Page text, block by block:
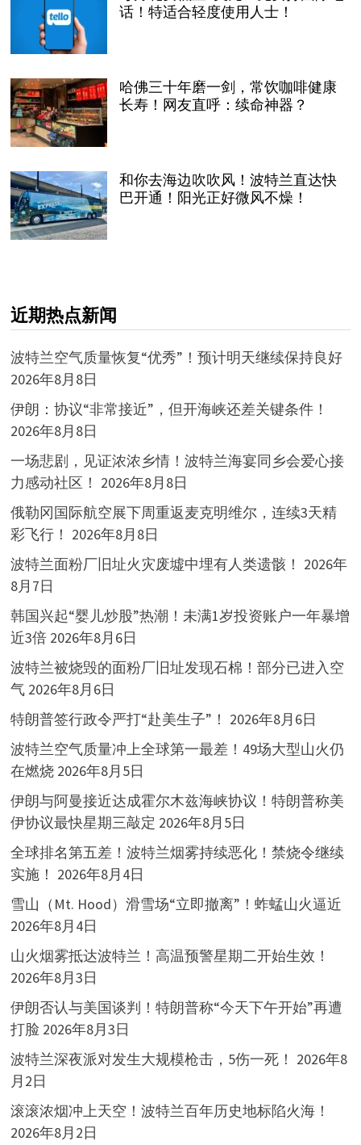
话！特适合轻度使用人士！
哈佛三十年磨一剑，常饮咖啡健康
长寿！网友直呼：续命神器？
和你去海边吹吹风！波特兰直达快
巴开通！阳光正好微风不燥！
近期热点新闻
波特兰空气质量恢复“优秀”！预计明天继续保持良好
2026年8月8日
伊朗：协议“非常接近”，但开海峡还差关键条件！
2026年8月8日
一场悲剧，见证浓浓乡情！波特兰海宴同乡会爱心接
力感动社区！ 2026年8月8日
俄勒冈国际航空展下周重返麦克明维尔，连续3天精
彩飞行！ 2026年8月8日
波特兰面粉厂旧址火灾废墟中埋有人类遗骸！ 2026年
8月7日
韩国兴起“婴儿炒股”热潮！未满1岁投资账户一年暴增
近3倍 2026年8月6日
波特兰被烧毁的面粉厂旧址发现石棉！部分已进入空
气 2026年8月6日
特朗普签行政令严打“赴美生子”！ 2026年8月6日
波特兰空气质量冲上全球第一最差！49场大型山火仍
在燃烧 2026年8月5日
伊朗与阿曼接近达成霍尔木兹海峡协议！特朗普称美
伊协议最快星期三敲定 2026年8月5日
全球排名第五差！波特兰烟雾持续恶化！禁烧令继续
实施！ 2026年8月4日
雪山（Mt. Hood）滑雪场“立即撤离”！蚱蜢山火逼近
2026年8月4日
山火烟雾抵达波特兰！高温预警星期二开始生效！
2026年8月3日
伊朗否认与美国谈判！特朗普称“今天下午开始”再遭
打脸 2026年8月3日
波特兰深夜派对发生大规模枪击，5伤一死！ 2026年8
月2日
滚滚浓烟冲上天空！波特兰百年历史地标陷火海！
2026年8月2日